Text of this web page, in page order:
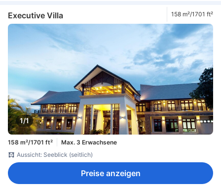
Executive Villa 158 m²/1701 ft²
1/1
158 m²/1701 ft²
Max. 3 Erwachsene
Aussicht: Seeblick (seitlich)
Preise anzeigen